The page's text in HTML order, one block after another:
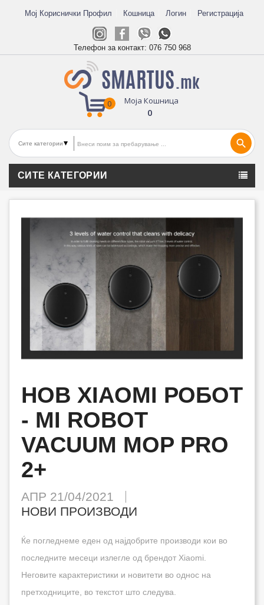
Мој Кориснички Профил Кошница Логин Регистрација
Телефон за контакт: 076 750 968
Моја Кошница
0
0
search
СИТЕ КАТЕГОРИИ
НОВ XIAOMI РОБОТ
- MI ROBOT
VACUUM MOP PRO
2+
АПР 21/04/2021
НОВИ ПРОИЗВОДИ
Ќе погледнеме еден од најдобрите производи кои во
последните месеци излегле од брендот Xiaomi.
Неговите карактеристики и новитети во однос на
претходниците, во текстот што следува.